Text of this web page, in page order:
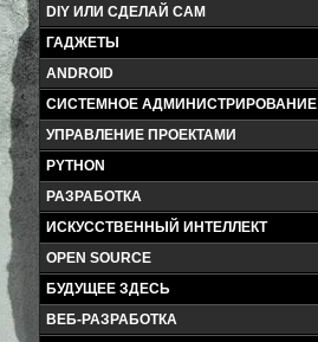
DIY ИЛИ СДЕЛАЙ САМ
ГАДЖЕТЫ
ANDROID
СИСТЕМНОЕ АДМИНИСТРИРОВАНИЕ
УПРАВЛЕНИЕ ПРОЕКТАМИ
PYTHON
РАЗРАБОТКА
ИСКУССТВЕННЫЙ ИНТЕЛЛЕКТ
OPEN SOURCE
БУДУЩЕЕ ЗДЕСЬ
ВЕБ-РАЗРАБОТКА